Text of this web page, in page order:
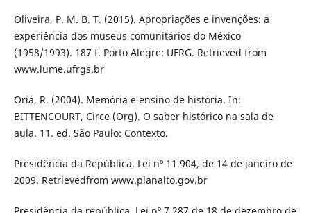
Oliveira, P. M. B. T. (2015). Apropriações e invenções: a
experiência dos museus comunitários do México
(1958/1993). 187 f. Porto Alegre: UFRG. Retrieved from
www.lume.ufrgs.br
Oriá, R. (2004). Memória e ensino de história. In:
BITTENCOURT, Circe (Org). O saber histórico na sala de
aula. 11. ed. São Paulo: Contexto.
Presidência da República. Lei nº 11.904, de 14 de janeiro de
2009. Retrievedfrom www.planalto.gov.br